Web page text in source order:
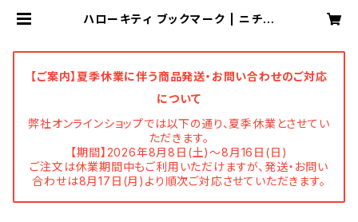
ハローキティ ブックマーク | ニチガ
【ご案内】夏季休業に伴う商品発送・お問い合わせのご対応
について
弊社オンラインショップでは以下の通り、夏季休業とさせてい
ただきます。
【期間】2026年8月8日(土)～8月16日(日)
ご注文は休業期間中もご利用いただけますが、発送・お問い
合わせは8月17日(月)より順次ご対応させていただきます。